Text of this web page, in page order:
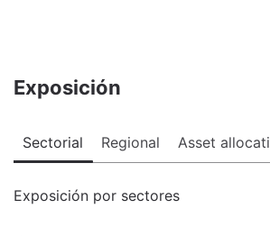
Exposición
Sectorial Regional Asset
Exposición por sectores